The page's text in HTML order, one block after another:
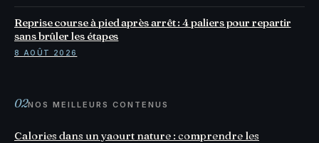
Reprise course à pied après arrêt : 4 paliers pour repartir
sans brûler les étapes
8 AOÛT 2026
02NOS MEILLEURS CONTENUS
Calories dans un yaourt nature : comprendre les